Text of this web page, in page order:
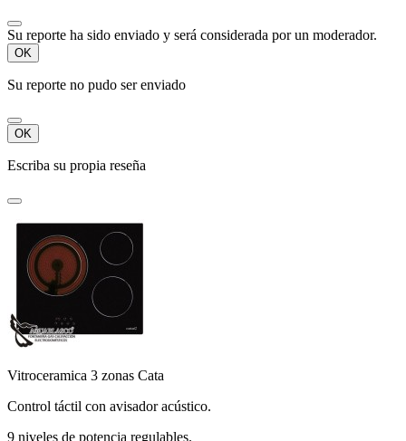
Su reporte ha sido enviado y será considerada por un moderador.
OK
Su reporte no pudo ser enviado
OK
Escriba su propia reseña
Vitroceramica 3 zonas Cata
Control táctil con avisador acústico.
9 niveles de potencia regulables.